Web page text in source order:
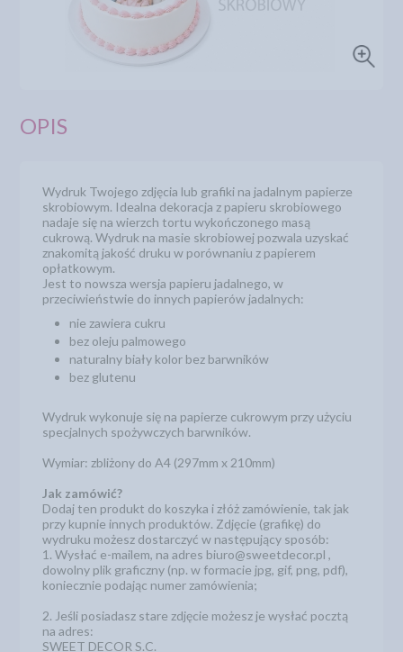
OPIS
Wydruk Twojego zdjęcia lub grafiki na jadalnym papierze
skrobiowym. Idealna dekoracja z papieru skrobiowego
nadaje się na wierzch tortu wykończonego masą
cukrową. Wydruk na masie skrobiowej pozwala uzyskać
znakomitą jakość druku w porównaniu z papierem
opłatkowym.
Jest to nowsza wersja papieru jadalnego, w
przeciwieństwie do innych papierów jadalnych:
nie zawiera cukru
bez oleju palmowego
naturalny biały kolor bez barwników
bez glutenu
Wydruk wykonuje się na papierze cukrowym przy użyciu
specjalnych spożywczych barwników.
Wymiar: zbliżony do A4 (297mm x 210mm)
Jak zamówić?
Dodaj ten produkt do koszyka i złóż zamówienie, tak jak
przy kupnie innych produktów. Zdjęcie (grafikę) do
wydruku możesz dostarczyć w następujący sposób:
1. Wysłać e-mailem, na adres biuro@sweetdecor.pl ,
dowolny plik graficzny (np. w formacie jpg, gif, png, pdf),
koniecznie podając numer zamówienia;
2. Jeśli posiadasz stare zdjęcie możesz je wysłać pocztą
na adres:
SWEET DECOR S.C.